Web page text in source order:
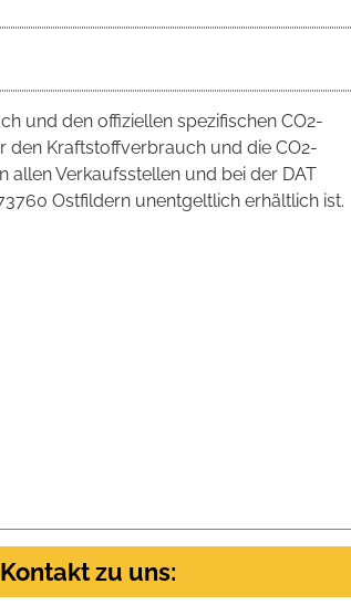
und den offiziellen spezifischen CO2-
den Kraftstoffverbrauch und die CO2-
allen Verkaufsstellen und bei der DAT
Ostfildern unentgeltlich erhältlich ist.
zu uns: